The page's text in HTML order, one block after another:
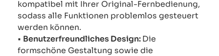
kompatibel mit Ihrer Original-Fernbedienung,
sodass alle Funktionen problemlos gesteuert
werden können.
• Benutzerfreundliches Design:Die
formschöne Gestaltung sowie die